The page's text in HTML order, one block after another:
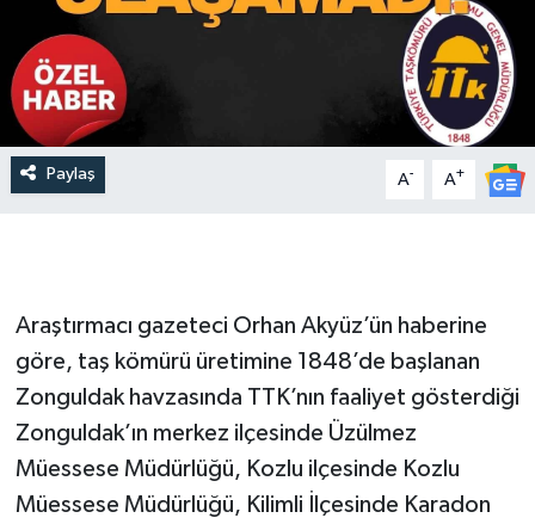
Paylaş A- A+
Araştırmacı gazeteci Orhan Akyüz’ün haberine
göre, taş kömürü üretimine 1848’de başlanan
Zonguldak havzasında TTK’nın faaliyet gösterdiği
Zonguldak’ın merkez ilçesinde Üzülmez
Müessese Müdürlüğü, Kozlu ilçesinde Kozlu
Müessese Müdürlüğü, Kilimli İlçesinde Karadon